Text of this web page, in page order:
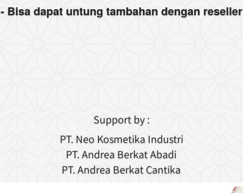
- Bisa dapat untung tambahan dengan reseller
Support by :
PT. Neo Kosmetika Industri
PT. Andrea Berkat Abadi
PT. Andrea Berkat Cantika